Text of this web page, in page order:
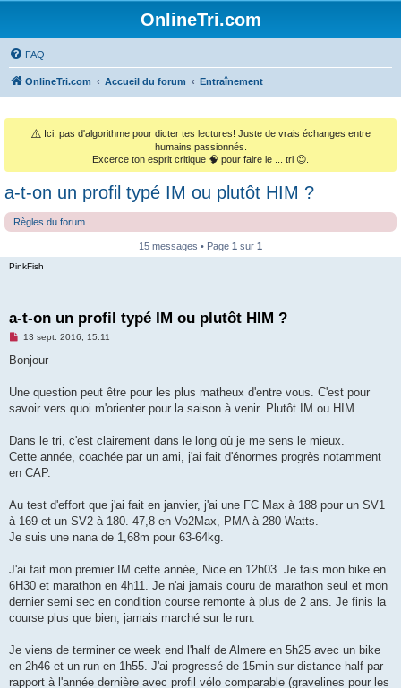
OnlineTri.com
FAQ
OnlineTri.com Accueil du forum Entraînement
⚠️ Ici, pas d'algorithme pour dicter tes lectures! Juste de vrais échanges entre
humains passionnés.
Excerce ton esprit critique 🧠 pour faire le ... tri 😉.
a-t-on un profil typé IM ou plutôt HIM ?
Règles du forum
15 messages • Page 1 sur 1
PinkFish
a-t-on un profil typé IM ou plutôt HIM ?
M
s
g
n
l
u
13 sept. 2016, 15:11
Bonjour
Une question peut être pour les plus matheux d'entre vous. C'est pour
savoir vers quoi m'orienter pour la saison à venir. Plutôt IM ou HIM.
Dans le tri, c'est clairement dans le long où je me sens le mieux.
Cette année, coachée par un ami, j'ai fait d'énormes progrès notamment
en CAP.
Au test d'effort que j'ai fait en janvier, j'ai une FC Max à 188 pour un SV1
à 169 et un SV2 à 180. 47,8 en Vo2Max, PMA à 280 Watts.
Je suis une nana de 1,68m pour 63-64kg.
J'ai fait mon premier IM cette année, Nice en 12h03. Je fais mon bike en
6H30 et marathon en 4h11. Je n'ai jamais couru de marathon seul et mon
dernier semi sec en condition course remonte à plus de 2 ans. Je finis la
course plus que bien, jamais marché sur le run.
Je viens de terminer ce week end l'half de Almere en 5h25 avec un bike
en 2h46 et un run en 1h55. J'ai progressé de 15min sur distance half par
rapport à l'année dernière avec profil vélo comparable (gravelines pour les